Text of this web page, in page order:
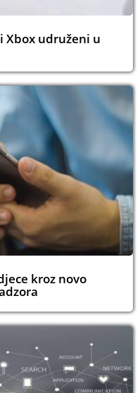
Xbox udruženi u
kroz novo